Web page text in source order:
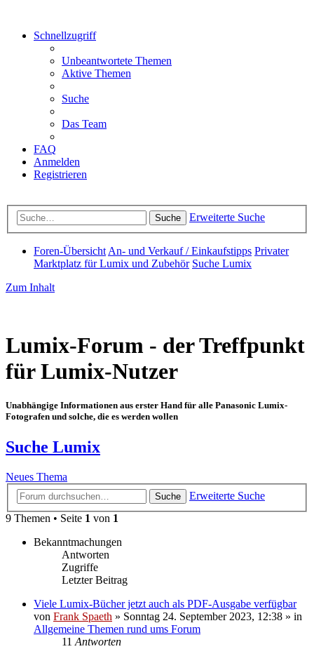
Schnellzugriff
Unbeantwortete Themen
Aktive Themen
Suche
Das Team
FAQ
Anmelden
Registrieren
Suche Erweiterte Suche
Foren-Übersicht An- und Verkauf / Einkaufstipps Privater
Marktplatz für Lumix und Zubehör Suche Lumix
Zum Inhalt
Lumix-Forum - der Treffpunkt
für Lumix-Nutzer
Unabhängige Informationen aus erster Hand für alle Panasonic Lumix-
Fotografen und solche, die es werden wollen
Suche Lumix
Neues Thema
Suche
Erweiterte Suche
9 Themen • Seite 1 von 1
Bekanntmachungen
Antworten
Zugriffe
Letzter Beitrag
Viele Lumix-Bücher jetzt auch als PDF-Ausgabe verfügbar
von Frank Spaeth » Sonntag 24. September 2023, 12:38 » in
Allgemeine Themen rund ums Forum
11 Antworten